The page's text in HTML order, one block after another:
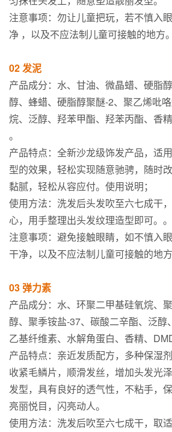
注意事项：勿让儿童把玩，若不慎入
净 ，以及不应法制儿童可接触的地方。
02 发泥
产品成分：水、甘油、微晶蜡、硬脂
醇、蜂蜡、硬脂醇聚醚-2、聚乙烯吡
烷、泛醇、羟苯甲酯、羟苯丙酯、香
。
产品特点：全新沙龙级饰发产品，适
型的效果，轻松实现随意驰骋，随时
黏腻，轻松从容应付。使用说明；
使用方法：洗发后头发吹至六七成干
心，用手整理出头发纹理造型即可。。
注意事项：避免接触眼睛，如不慎入
干净，以及不应法制儿童可接触的地方
03 弹力素
产品成分：水、环聚二甲基硅氧烷、
醇、聚季铵盐-37、碳酸二辛酯、泛醇
乙基纤维素、水解角蛋白、香精、
产品特点：亲近发质配方，多种保湿
收紧毛鳞片，顺滑发丝，增加头发光
发型，具有良好的透气性，不粘手，
亮丽悦目，闪亮动人。
使用方法：洗发后吹至六七成干，取